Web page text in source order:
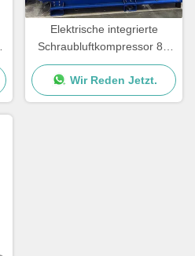
Elektrische integrierte
Schraubluftkompressor 8 -
16bar kombinierte
Schraubluftkompressor
Wir Reden Jetzt.